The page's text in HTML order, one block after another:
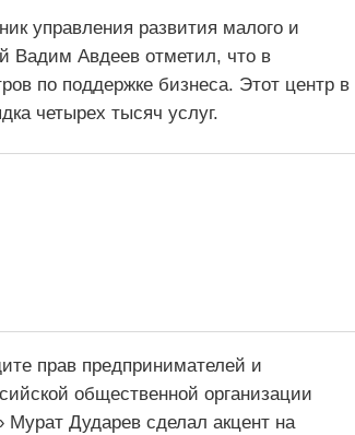
управления развития малого и
Вадим Авдеев отметил, что в
по поддержке бизнеса. Этот центр в
четырех тысяч услуг.
прав предпринимателей и
общественной организации
Мурат Дударев сделал акцент на